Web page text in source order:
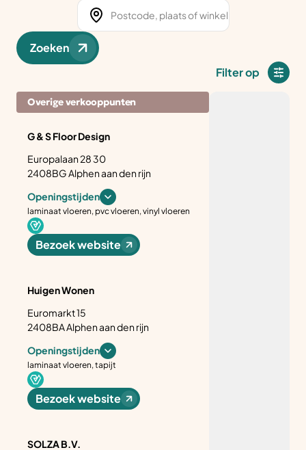
Zoeken
Filter op
Overige verkooppunten
G & S Floor Design
Europalaan 28 30
2408BG Alphen aan den rijn
Openingstijden
laminaat vloeren, pvc vloeren, vinyl vloeren
Bezoek website
Huigen Wonen
Euromarkt 15
2408BA Alphen aan den rijn
Openingstijden
laminaat vloeren, tapijt
Bezoek website
SOLZA B.V.